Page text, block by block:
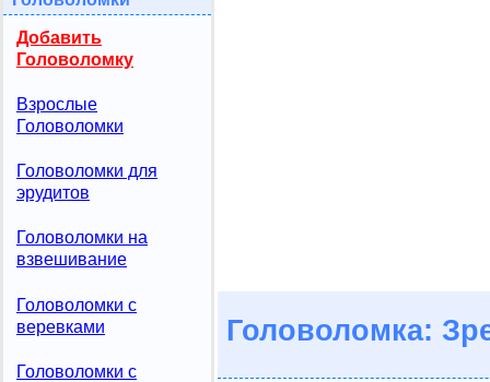
Добавить
Головоломку
Взрослые
Головоломки
Головоломки для
эрудитов
Головоломки на
взвешивание
Головоломки с
веревками
Головоломки с
Головоломка: